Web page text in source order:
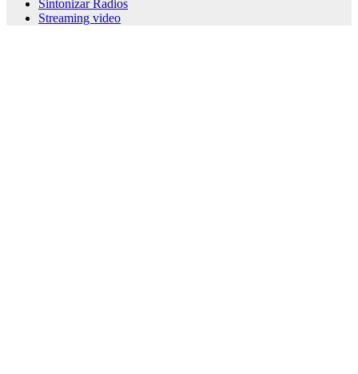
Sintonizar Radios
Streaming video